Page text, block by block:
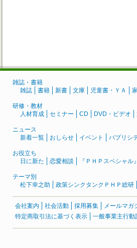
雑誌・書籍
雑誌
書籍 新書 文庫 児童書・ＹＡ
研修・教材
人材育成
セミナー CD DVD・ビデオ
ニュース
新着一覧
おしらせ イベント パブリシ
お役立ち
日に新た
恋愛相談 『ＰＨＰスペシャル
テーマ別
松下幸之助
政策シンクタンクＰＨＰ総研
会社案内 社会活動 採用募集 メールマガ
特定商取引法に基づく表示
一般事業主行動